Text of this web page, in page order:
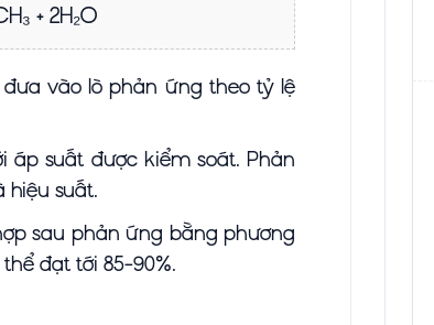
+ 2H₂O
vào lò phản ứng theo tỷ lệ
áp suất được kiểm soát. Phản
hiệu suất.
sau phản ứng bằng phương
đạt tới 85-90%.